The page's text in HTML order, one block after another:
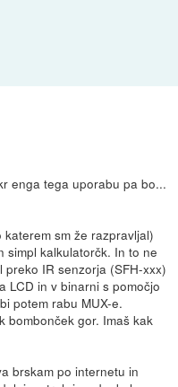
enga tega uporabu pa bo...
sm že razpravljal)
simpl kalkulatorčk. In to ne
IR senzorja (SFH-xxx)
LCD in v binarni s pomočjo
potem rabu MUX-e.
bombonček gor. Imaš kak
brskam po internetu in